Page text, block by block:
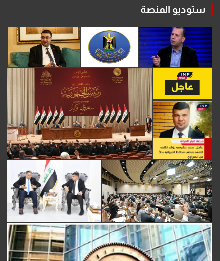
ستوديو المنصة